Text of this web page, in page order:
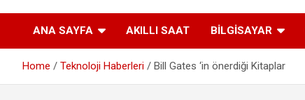
ANA SAYFA AKILLI SAAT BILGISAYAR
Home Teknoloji Haberleri Bill Gates ‘in önerdiği Kitaplar